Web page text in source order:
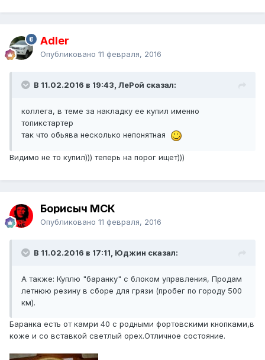
Adler
Опубликовано 11 февраля, 2016
В 11.02.2016 в 19:43, ЛеРой сказал:
коллега, в теме за накладку ее купил именно
топикстартер
так что обьява несколько непонятная
Видимо не то купил))) теперь на порог ищет)))
Борисыч МСК
Опубликовано 11 февраля, 2016
В 11.02.2016 в 17:11, Юджин сказал:
А также: Куплю "баранку" с блоком управления, Продам
летнюю резину в сборе для грязи (пробег по городу 500
км).
Баранка есть от камри 40 с родными фортовскими кнопками,в
коже и со вставкой светлый орех.Отличное состояние.